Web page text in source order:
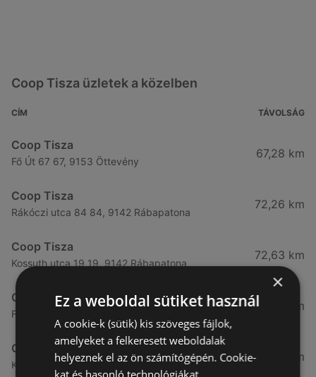
Coop Tisza üzletek a közelben
CÍM TÁVOLSÁG
Coop Tisza
Fő Út 67 67, 9153 Öttevény
67,28 km
Coop Tisza
Rákóczi utca 84 84, 9142 Rábapatona
72,26 km
Coop Tisza
Kossuth utca 19 19, 9142 Rábapatona
72,63 km
Coop Tisza
Fő út 21 21, 9152 Börcs
73,71 km
Coop Tisza
Kossuth tér 20 / a 20 / a, 9184 Kunsziget
74,99 km
×
Ez a weboldal sütiket használ
A cookie-k (sütik) kis szöveges fájlok,
amelyeket a felkeresett weboldalak
helyeznek el az ön számítógépén. Cookie-
kat és hasonló technológiákat